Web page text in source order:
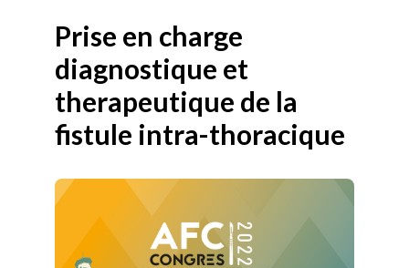
Prise en charge
diagnostique et
therapeutique de la
fistule intra-thoracique